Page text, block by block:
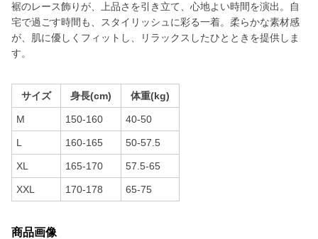
裾のレース飾りが、上品さを引き立て、心地よい時間を演出。自
宅で過ごす時間も、スタイリッシュに彩る一着。柔らかな素材感
が、肌に優しくフィットし、リラックスしたひとときを提供しま
す。
サイズ 身長(cm) 体重(kg)
M 150-160 40-50
L 160-165 50-57.5
XL 165-170 57.5-65
XXL 170-178 65-75
商品画像